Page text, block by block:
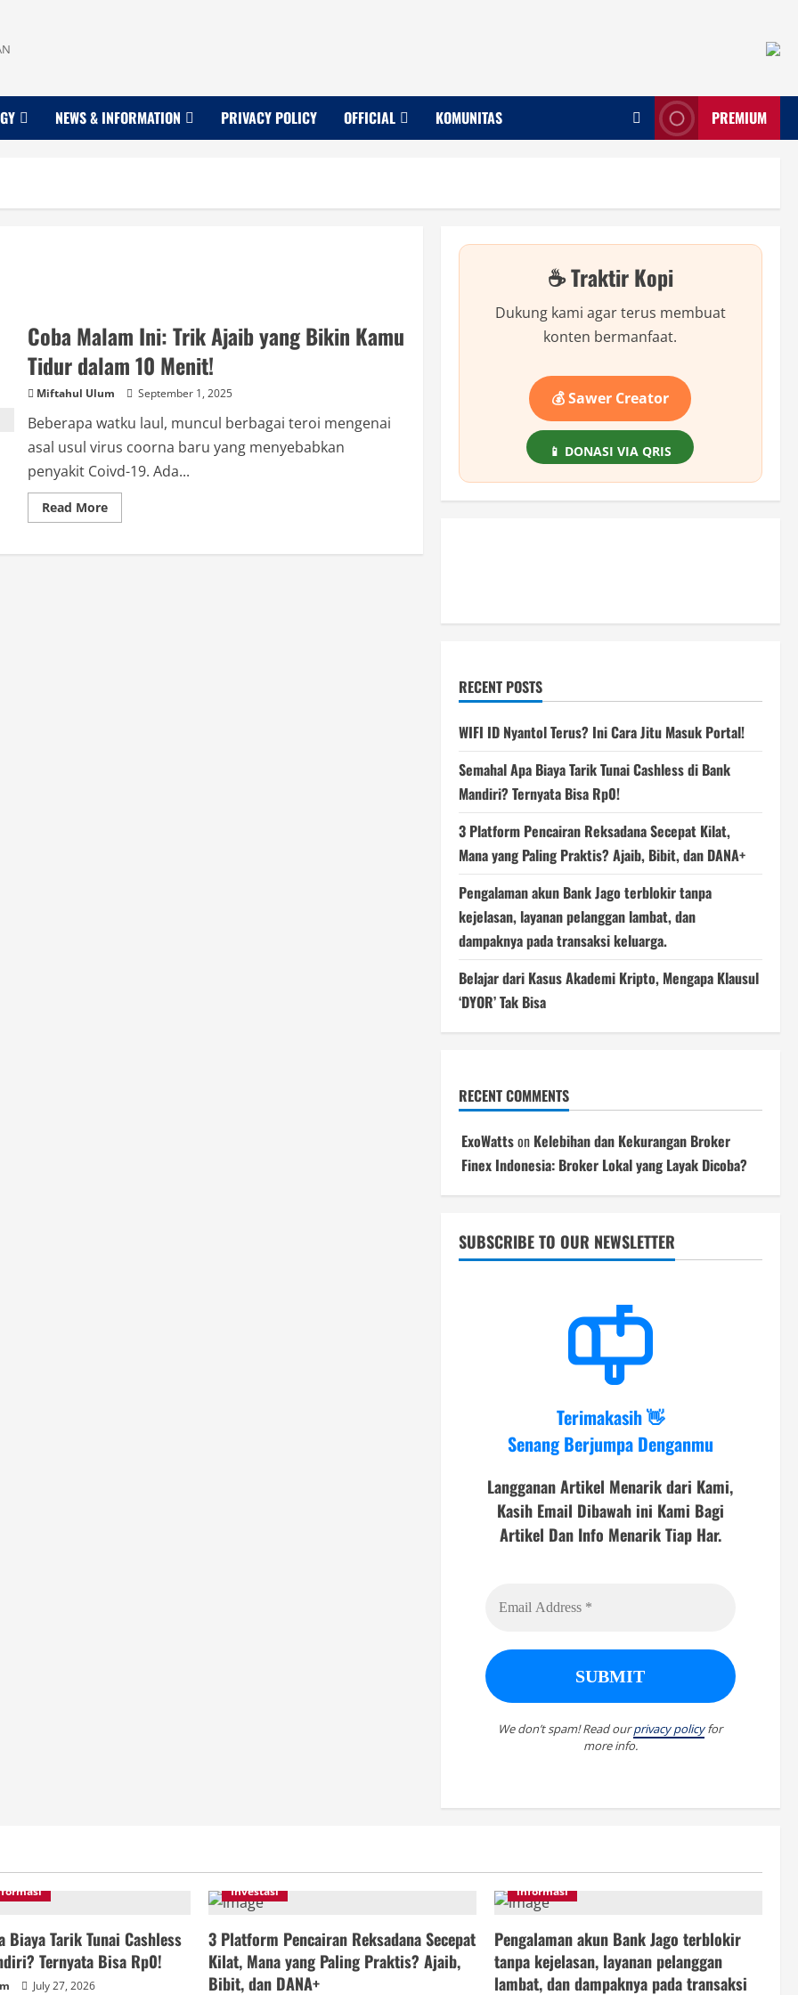
NEWS & INFORMATION PRIVACY POLICY OFFICIAL KOMUNITAS PREMIUM
Coba Malam Ini: Trik Ajaib yang Bikin Kamu
Tidur dalam 10 Menit!
Miftahul Ulum September 1, 2025
Beberapa watku laul, muncul berbagai teroi mengenai
asal usul virus coorna baru yang menyebabkan
penyakit Coivd-19. Ada...
Read MoreRead
more
Malam
☕ Traktir Kopi
Dukung kami agar terus membuat
konten bermanfaat.
💰 Sawer Creator
📱 DONASI VIA QRIS
RECENT POSTS
WIFI ID Nyantol Terus? Ini Cara Jitu Masuk Portal!
Semahal Apa Biaya Tarik Tunai Cashless di Bank
Mandiri? Ternyata Bisa Rp0!
3 Platform Pencairan Reksadana Secepat Kilat,
Mana yang Paling Praktis? Ajaib, Bibit, dan DANA+
Pengalaman akun Bank Jago terblokir tanpa
kejelasan, layanan pelanggan lambat, dan
dampaknya pada transaksi keluarga.
Belajar dari Kasus Akademi Kripto, Mengapa Klausul
‘DYOR’ Tak Bisa
RECENT COMMENTS
ExoWattson Kelebihan dan Kekurangan Broker
Finex Indonesia: Broker Lokal yang Layak Dicoba?
SUBSCRIBE TO OUR NEWSLETTER
Terimakasih 👋
Senang Berjumpa Denganmu
Langganan Artikel Menarik dari Kami,
Kasih Email Dibawah ini Kami Bagi
Artikel Dan Info Menarik Tiap Har.
We don’t spam! Read ourprivacy policyfor
more info.
Biaya Tarik Tunai Cashless
Ternyata Bisa Rp0!
July 27, 2026
Investasi
3 Platform Pencairan Reksadana Secepat
Kilat, Mana yang Paling Praktis? Ajaib,
Bibit, dan DANA+
informasi
Pengalaman akun Bank Jago terblokir
tanpa kejelasan, layanan pelanggan
lambat, dan dampaknya pada transaksi